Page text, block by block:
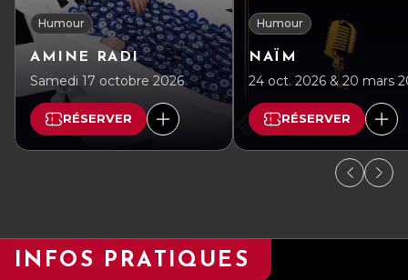
Humour
AMINE RADI
Samedi 17 octobre 2026
RÉSERVER
Humour
NAÏM
24 oct. 2026 & 20 mars
RÉSERVER
INFOS PRATIQUES